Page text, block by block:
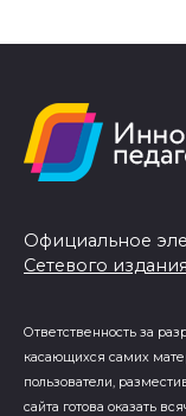
Официальное
Сетевого
Ответственность за
касающихся самих
пользователи,
сайта готова оказать